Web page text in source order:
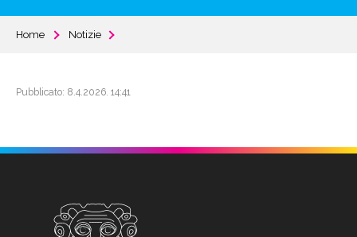
Home Notizie
Pubblicato: 8.4.2026. 14:41